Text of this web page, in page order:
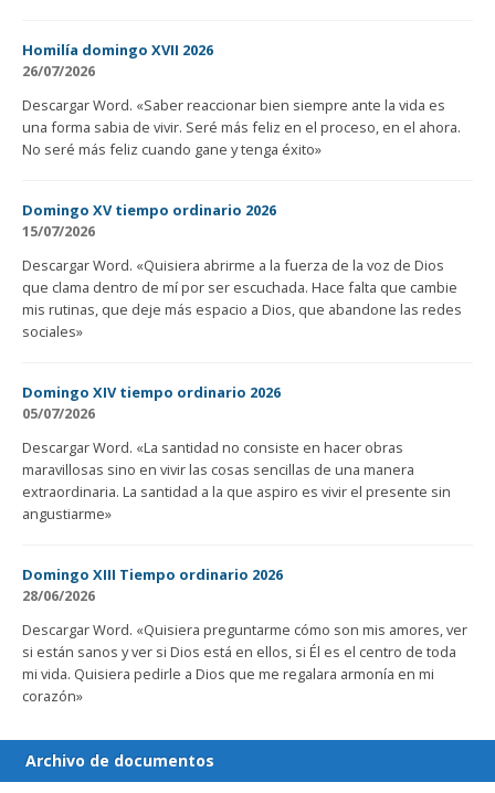
Homilía domingo XVII 2026
26/07/2026
Descargar Word. «Saber reaccionar bien siempre ante la vida es
una forma sabia de vivir. Seré más feliz en el proceso, en el ahora.
No seré más feliz cuando gane y tenga éxito»
Domingo XV tiempo ordinario 2026
15/07/2026
Descargar Word. «Quisiera abrirme a la fuerza de la voz de Dios
que clama dentro de mí por ser escuchada. Hace falta que cambie
mis rutinas, que deje más espacio a Dios, que abandone las redes
sociales»
Domingo XIV tiempo ordinario 2026
05/07/2026
Descargar Word. «La santidad no consiste en hacer obras
maravillosas sino en vivir las cosas sencillas de una manera
extraordinaria. La santidad a la que aspiro es vivir el presente sin
angustiarme»
Domingo XIII Tiempo ordinario 2026
28/06/2026
Descargar Word. «Quisiera preguntarme cómo son mis amores, ver
si están sanos y ver si Dios está en ellos, si Él es el centro de toda
mi vida. Quisiera pedirle a Dios que me regalara armonía en mi
corazón»
Archivo de documentos